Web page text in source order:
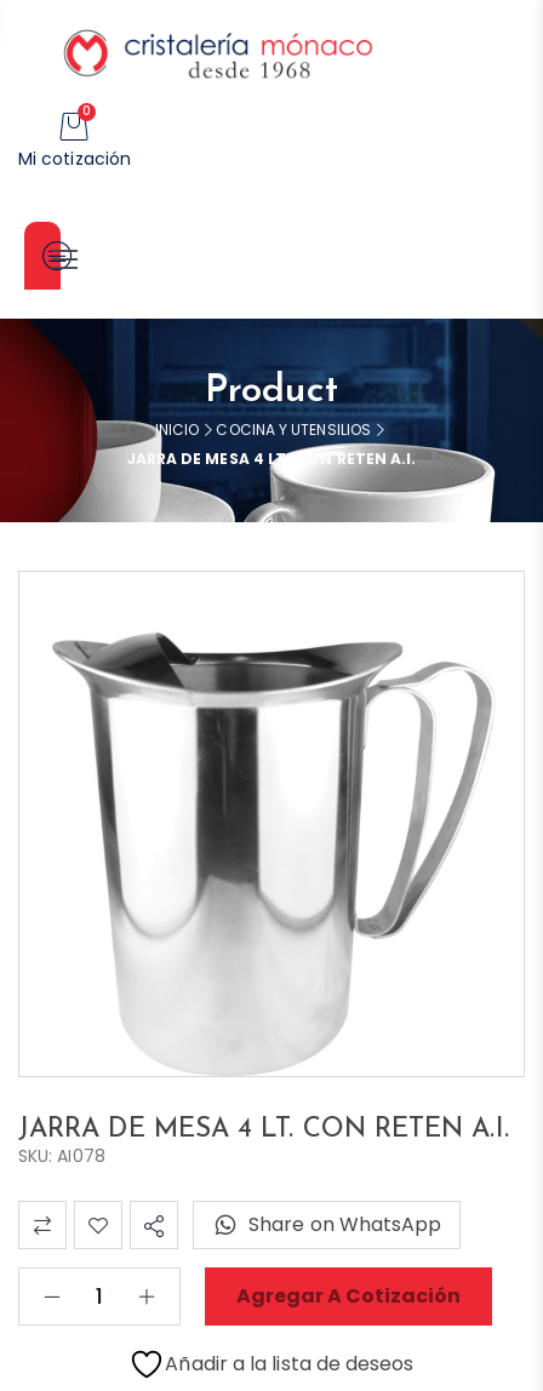
0
Mi cotización
Categorías
Product
INICIO
COCINA Y UTENSILIOS
JARRA DE MESA 4 LT. CON RETEN A.I.
JARRA DE MESA 4 LT. CON RETEN A.I.
SKU: AI078
Agregar A Cotización
Share on WhatsApp
Añadir a la lista de deseos